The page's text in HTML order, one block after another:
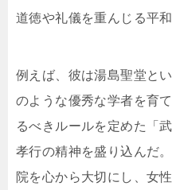
道徳や礼儀を重んじる平
例えば、彼は湯島聖堂と
のような優秀な学者を育
るべきルールを定めた「
孝行の精神を盛り込んだ
院を心から大切にし、女